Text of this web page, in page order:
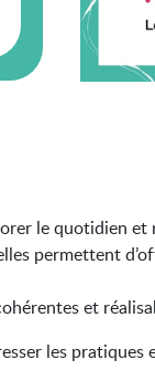
le quotidien
permettent
et
les